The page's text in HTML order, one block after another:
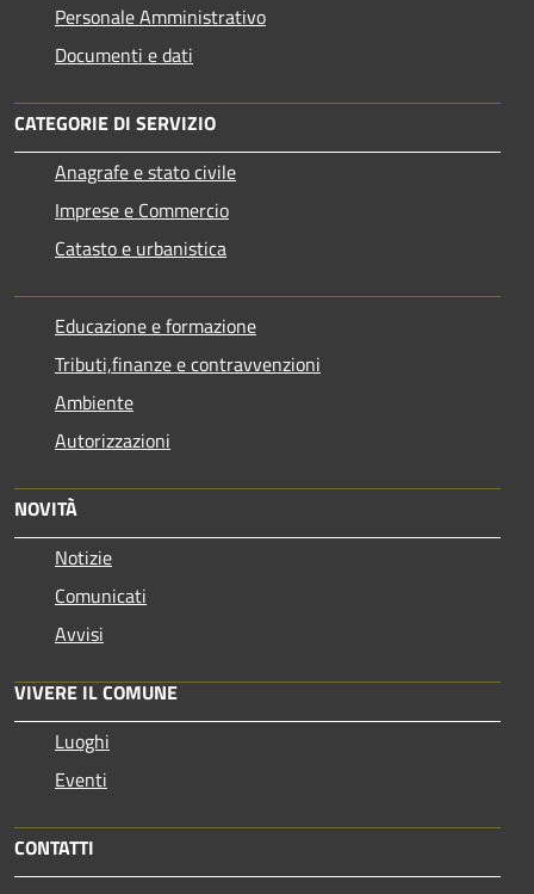
Personale Amministrativo
Documenti e dati
CATEGORIE DI SERVIZIO
Anagrafe e stato civile
Imprese e Commercio
Catasto e urbanistica
Educazione e formazione
Tributi,finanze e contravvenzioni
Ambiente
Autorizzazioni
NOVITÀ
Notizie
Comunicati
Avvisi
VIVERE IL COMUNE
Luoghi
Eventi
CONTATTI